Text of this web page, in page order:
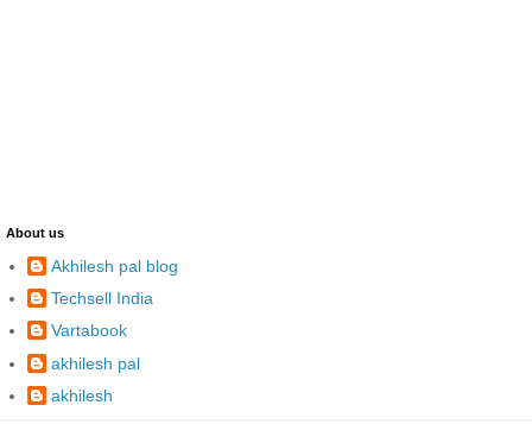
About us
Akhilesh pal blog
Techsell India
Vartabook
akhilesh pal
akhilesh